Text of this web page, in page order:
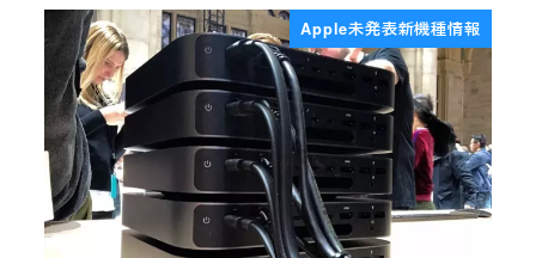
Apple未発表新機種情報